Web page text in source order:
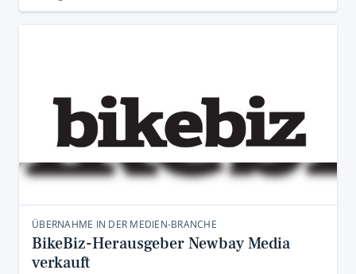
ÜBERNAHME IN DER MEDIEN-BRANCHE
BikeBiz-Herausgeber Newbay Media
verkauft